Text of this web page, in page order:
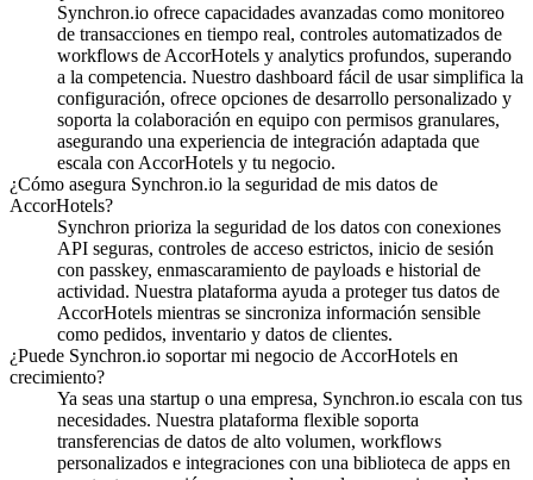
Synchron.io ofrece capacidades avanzadas como monitoreo
de transacciones en tiempo real, controles automatizados de
workflows de AccorHotels y analytics profundos, superando
a la competencia. Nuestro dashboard fácil de usar simplifica la
configuración, ofrece opciones de desarrollo personalizado y
soporta la colaboración en equipo con permisos granulares,
asegurando una experiencia de integración adaptada que
escala con AccorHotels y tu negocio.
¿Cómo asegura Synchron.io la seguridad de mis datos de
AccorHotels?
Synchron prioriza la seguridad de los datos con conexiones
API seguras, controles de acceso estrictos, inicio de sesión
con passkey, enmascaramiento de payloads e historial de
actividad. Nuestra plataforma ayuda a proteger tus datos de
AccorHotels mientras se sincroniza información sensible
como pedidos, inventario y datos de clientes.
¿Puede Synchron.io soportar mi negocio de AccorHotels en
crecimiento?
Ya seas una startup o una empresa, Synchron.io escala con tus
necesidades. Nuestra plataforma flexible soporta
transferencias de datos de alto volumen, workflows
personalizados e integraciones con una biblioteca de apps en